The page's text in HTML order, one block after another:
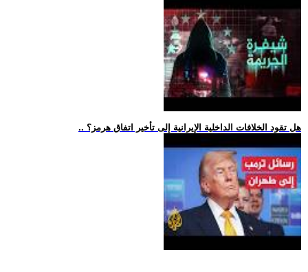
.. هل تقود الخلافات الداخلية الإيرانية إلى تأخير اتفاق هرمز؟